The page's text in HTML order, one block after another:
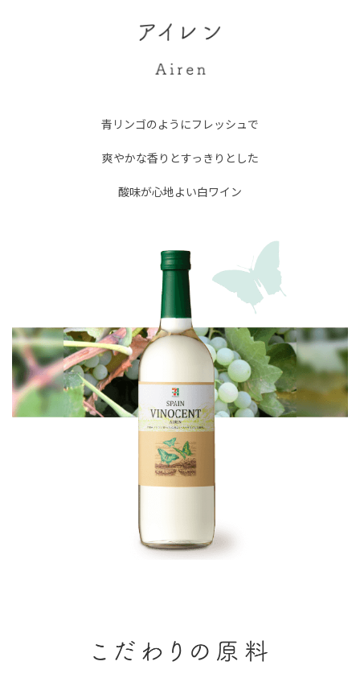
青リンゴのようにフレッシュで
爽やかな香りとすっきりとした
酸味が心地よい白ワイン